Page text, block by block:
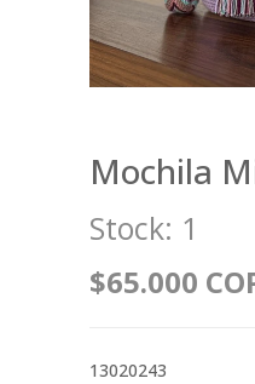
Mochila
Stock: 1
$65.000
13020243